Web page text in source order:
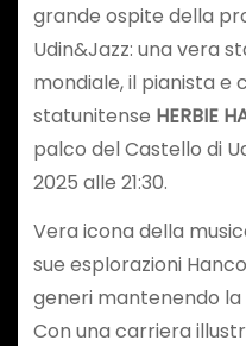
grande ospite della
Udin&Jazz: una vera
mondiale, il pianista e
statunitense HERBIE
palco del Castello di
2025 alle 21:30.
Vera icona della
sue esplorazioni
generi mantenendo
Con una carriera